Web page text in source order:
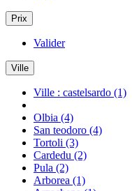
Prix
Valider
Ville
Ville : castelsardo (1)
Olbia (4)
San teodoro (4)
Tortoli (3)
Cardedu (2)
Pula (2)
Arborea (1)